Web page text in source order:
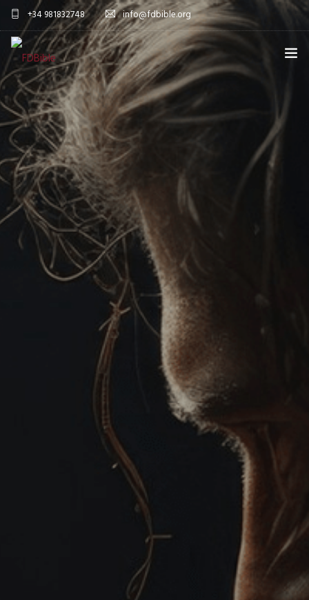
+34 981832748 info@fdbible.org
INICIO
FDBIBLE
PROYECTO EBIBLE
COMPROMISO
DONACIONES
MÁS
DONAR AHORA
ESPAÑOL